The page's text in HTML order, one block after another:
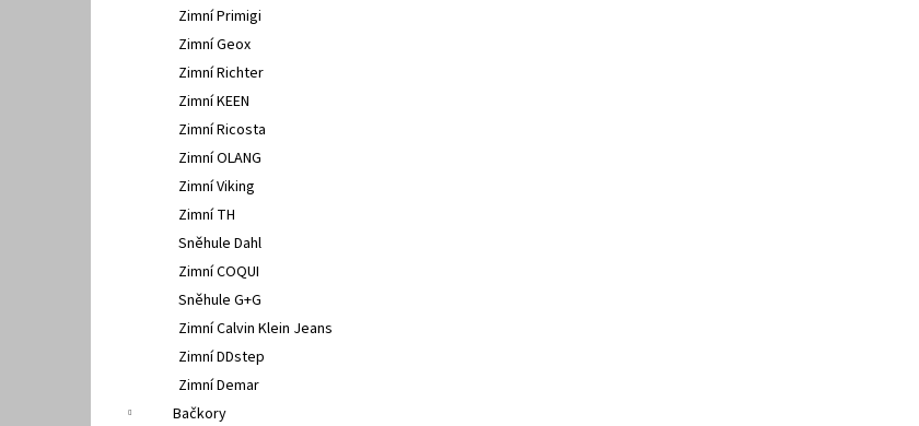
Zimní Primigi
Zimní Geox
Zimní Richter
Zimní KEEN
Zimní Ricosta
Zimní OLANG
Zimní Viking
Zimní TH
Sněhule Dahl
Zimní COQUI
Sněhule G+G
Zimní Calvin Klein Jeans
Zimní DDstep
Zimní Demar
Bačkory